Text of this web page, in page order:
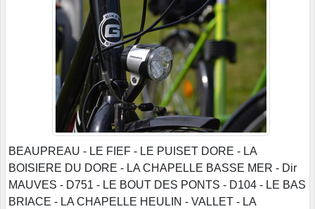
BEAUPREAU - LE FIEF - LE PUISET DORE - LA
BOISIERE DU DORE - LA CHAPELLE BASSE MER - Dir
MAUVES - D751 - LE BOUT DES PONTS - D104 - LE BAS
BRIACE - LA CHAPELLE HEULIN - VALLET - LA